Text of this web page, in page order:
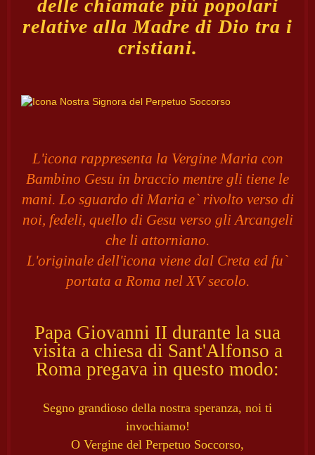
delle chiamate più popolari
relative alla Madre di Dio tra i
cristiani.
L'icona rappresenta la Vergine Maria con
Bambino Gesu in braccio mentre gli tiene le
mani. Lo sguardo di Maria e` rivolto verso di
noi, fedeli, quello di Gesu verso gli Arcangeli
che li attorniano.
L'originale dell'icona viene dal Creta ed fu`
portata a Roma nel XV secolo.
Papa Giovanni II durante la sua
visita a chiesa di Sant'Alfonso a
Roma pregava in questo modo:
Segno grandioso della nostra speranza, noi ti
invochiamo!
O Vergine del Perpetuo Soccorso,